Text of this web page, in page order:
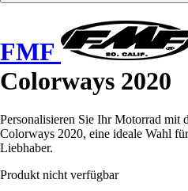
FMF
Colorways 2020
Personalisieren Sie Ihr Motorrad mit
Colorways 2020, eine ideale Wahl
Liebhaber.
Produkt nicht verfügbar